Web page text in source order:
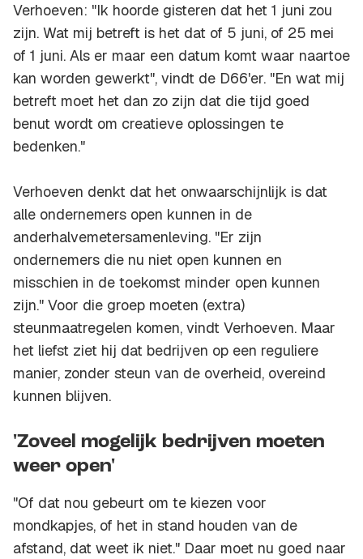
Verhoeven: "Ik hoorde gisteren dat het 1 juni zou
zijn. Wat mij betreft is het dat of 5 juni, of 25 mei
of 1 juni. Als er maar een datum komt waar naartoe
kan worden gewerkt", vindt de D66'er. "En wat mij
betreft moet het dan zo zijn dat die tijd goed
benut wordt om creatieve oplossingen te
bedenken."
Verhoeven denkt dat het onwaarschijnlijk is dat
alle ondernemers open kunnen in de
anderhalvemetersamenleving. "Er zijn
ondernemers die nu niet open kunnen en
misschien in de toekomst minder open kunnen
zijn." Voor die groep moeten (extra)
steunmaatregelen komen, vindt Verhoeven. Maar
het liefst ziet hij dat bedrijven op een reguliere
manier, zonder steun van de overheid, overeind
kunnen blijven.
'Zoveel mogelijk bedrijven moeten
weer open'
"Of dat nou gebeurt om te kiezen voor
mondkapjes, of het in stand houden van de
afstand, dat weet ik niet." Daar moet nu goed naar